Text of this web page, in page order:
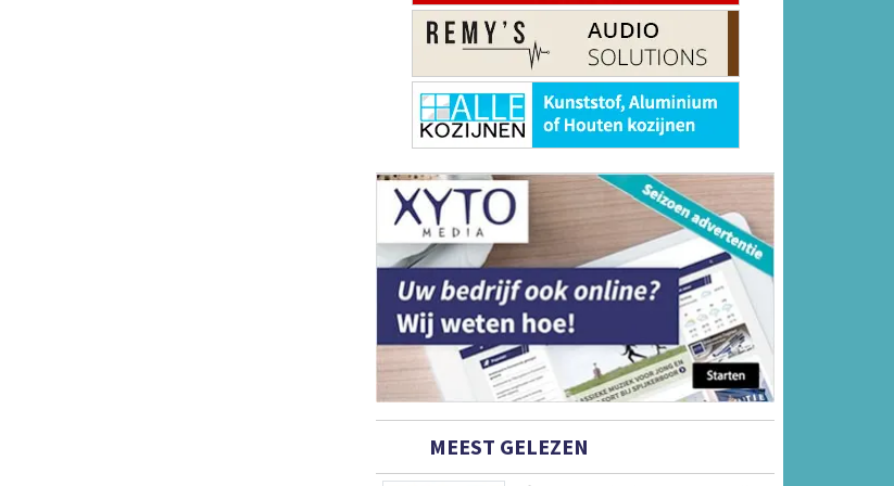
MEEST GELEZEN